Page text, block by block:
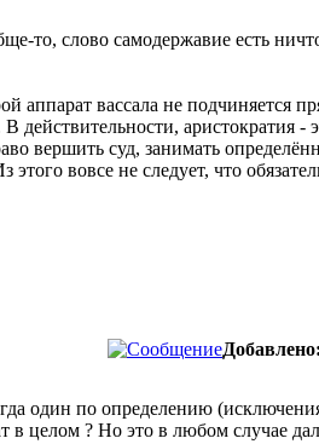
то, слово самодержавие есть
аппарат вассала не подчиняется
действительности, аристократия -
вершить суд, занимать
этого вовсе не следует, что
Добавлено:
один по определению
целом ? Но это в любом случае